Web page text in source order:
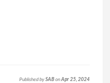
Published by SAB on Apr 25, 2024